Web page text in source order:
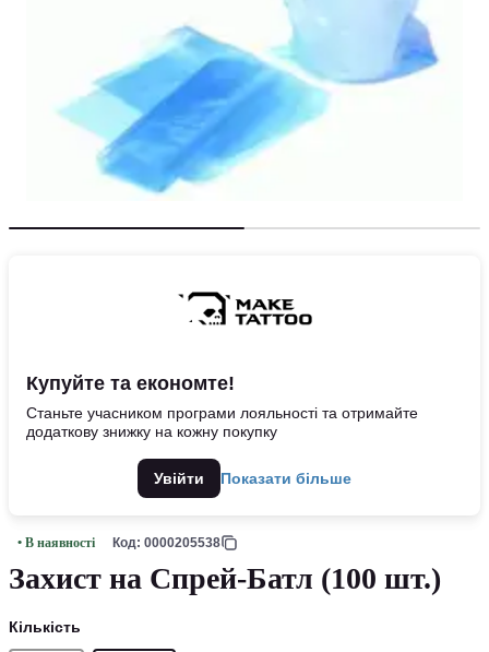
Купуйте та економте!
Станьте учасником програми лояльності та отримайте
додаткову знижку на кожну покупку
Увійти Показати більше
• В наявності Код: 0000205538
Захист на Спрей-Батл (100 шт.)
Кількість